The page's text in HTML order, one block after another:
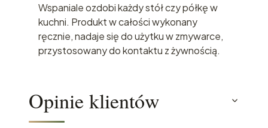
Wspaniale ozdobi każdy stół czy półkę w
kuchni. Produkt w całości wykonany
ręcznie, nadaje się do użytku w zmywarce,
przystosowany do kontaktu z żywnością.
Opinie klientów